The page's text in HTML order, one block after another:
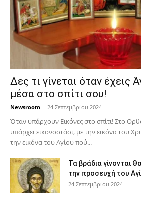
Δες τι γίνεται όταν έχεις
μέσα στο σπίτι σου!
Newsroom - 24 Σεπτεμβρίου 2024
Όταν υπάρχουν Εικόνες στο σπίτι! Στο
υπάρχει εικονοστάσι, με την εικόνα του
την εικόνα του Αγίου πού...
Τα βράδια γίνονται
την προσευχή του
24 Σεπτεμβρίου 2024